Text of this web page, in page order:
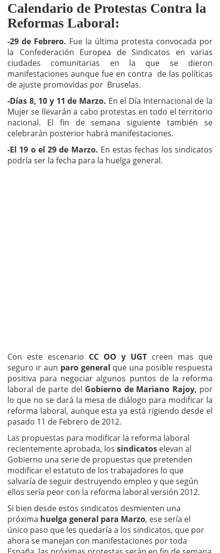
Calendario de Protestas Contra la
Reformas Laboral:
-29 de Febrero. Fue la última protesta convocada por
la Confederación Europea de Sindicatos en varias
ciudades comunitarias en la que se dieron
manifestaciones aunque fue en contra de las políticas
de ajuste promovidas por Bruselas.
-Días 8, 10 y 11 de Marzo. En el Día Internacional de la
Mujer se llevarán a cabo protestas en todo el territorio
nacional. El fin de semana siguiente también se
celebrarán posterior habrá manifestaciones.
-El 19 o el 29 de Marzo. En estas fechas los sindicatos
podría ser la fecha para la huelga general.
Con este escenario CC OO y UGT creen mas que
seguro ir aun paro general que una posible respuesta
positiva para negociar algunos puntos de la reforma
laboral de parte del Gobierno de Mariano Rajoy, por
lo que no se dará la mesa de diálogo para modificar la
reforma laboral, aunque esta ya está rigiendo desde el
pasado 11 de Febrero de 2012.
Las propuestas para modificar la reforma laboral
recientemente aprobada, los sindicatos elevan al
Gobierno una serie de propuestas que pretenden
modificar el estatuto de los trabajadores lo que
salvaría de seguir destruyendo empleo y que según
ellos sería peor con la reforma laboral versión 2012.
Si bien desde estos sindicatos desmienten una
próxima huelga general para Marzo, ese sería el
único paso que les quedaría a los sindicatos, que por
ahora se manejan con manifestaciones por toda